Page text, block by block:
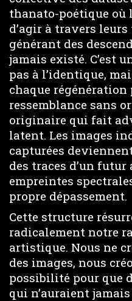
thanato-poétique où
d’agir à travers
générant des
jamais existé. C’est
pas à l’identique,
chaque
ressemblance sans
originaire qui fait
latent. Les images
capturées
des traces d’un futur
empreintes
propre dépassement.
Cette structure
radicalement notre
artistique. Nous ne
des images, nous
possibilité pour que
qui n’auraient